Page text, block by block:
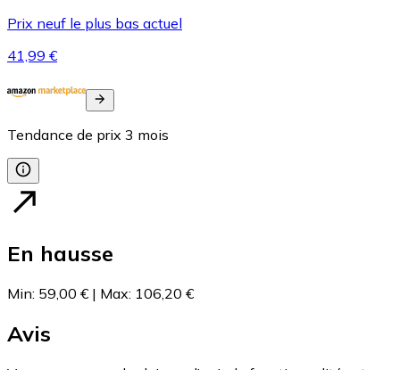
Prix neuf le plus bas actuel
41,99 €
Tendance de prix 3 mois
En hausse
Min: 59,00 € | Max: 106,20 €
Avis